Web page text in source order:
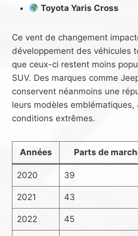
Toyota Yaris Cross
Ce vent de changement
développement des véhicules
que ceux-ci restent moins
SUV. Des marques comme
conservent néanmoins une
leurs modèles emblématiques,
conditions extrêmes.
Années Parts de
2020 39
2021 43
2022 45